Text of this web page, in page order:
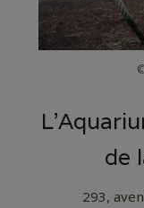
de
293,